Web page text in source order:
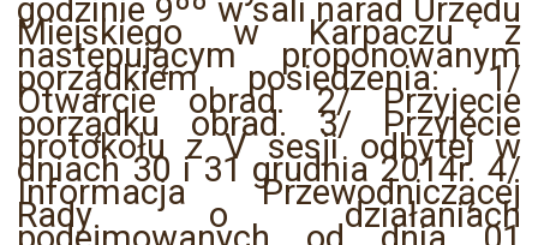
godzinie 9ºº w sali narad Urzędu
Miejskiego w Karpaczu z
następującym proponowanym
porządkiem posiedzenia: 1/
Otwarcie obrad. 2/ Przyjęcie
porządku obrad. 3/ Przyjęcie
protokołu z V sesji odbytej w
dniach 30 i 31 grudnia 2014r. 4/
Informacja Przewodniczącej
Rady o działaniach